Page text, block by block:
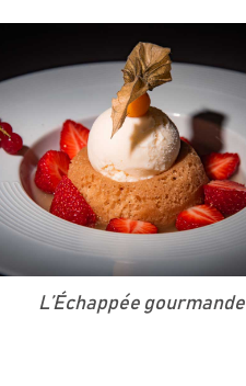
L’Échappée gourmande